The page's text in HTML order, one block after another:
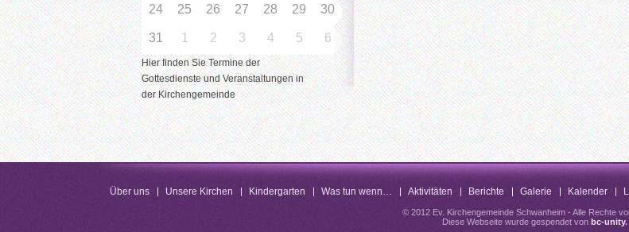
24 25 26 27 28 29 30
31 1 2 3 4 5 6
Hier finden Sie Termine der
Gottesdienste und Veranstaltungen in
der Kirchengemeinde
Über uns Unsere Kirchen Kindergarten Was tun wenn… Aktivitäten Berichte Galerie Kalender
© 2012 Ev. Kirchengemeinde Schwanheim - Alle Rechte
Diese Webseite wurde gespendet von bc-unity.